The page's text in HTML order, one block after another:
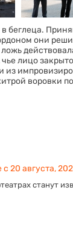
беглеца.
они
лицо
из
воровки
20 августа,
станут